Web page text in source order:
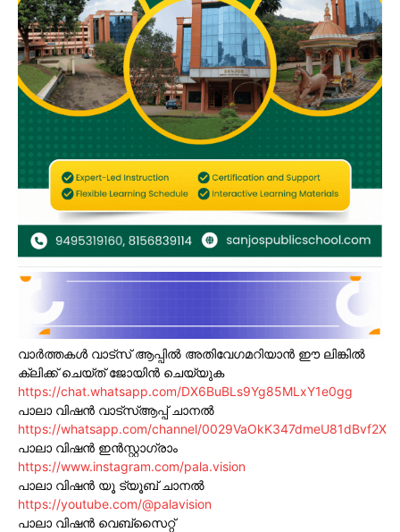
വാർത്തകൾ വാട്സ് ആപ്പിൽ അതിവേഗമറിയാൻ ഈ ലിങ്കിൽ
ക്ലിക്ക് ചെയ്ത് ജോയിൻ ചെയ്യുക
https://chat.whatsapp.com/DX6BuBLs9Yg85MLxY1e0gg
പാലാ വിഷൻ വാട്സ്ആപ്പ് ചാനൽ
https://whatsapp.com/channel/0029VaOkK347dmeU81dBvf2X
പാലാ വിഷൻ ഇൻസ്റ്റാഗ്രാം
https://www.instagram.com/pala.vision
പാലാ വിഷൻ യൂ ട്യൂബ് ചാനൽ
https://youtube.com/@palavision
പാലാ വിഷൻ വെബ്സൈറ്റ്